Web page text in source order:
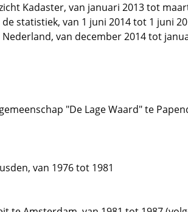
Kadaster, van januari 2013 tot
statistiek, van 1 juni 2014 tot 1 juni
van december 2014 tot
"De Lage Waard" te
van 1976 tot 1981